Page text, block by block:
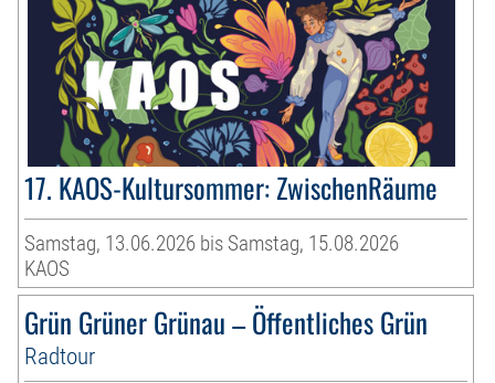
17. KAOS-Kultursommer: ZwischenRäume
Samstag, 13.06.2026 bis Samstag, 15.08.2026
KAOS
Grün Grüner Grünau – Öffentliches Grün
Radtour